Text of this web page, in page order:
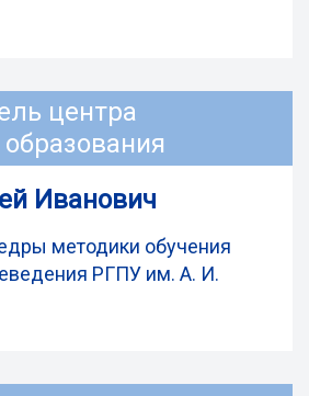
центра
Иванович
методики обучения
РГПУ им. А. И.